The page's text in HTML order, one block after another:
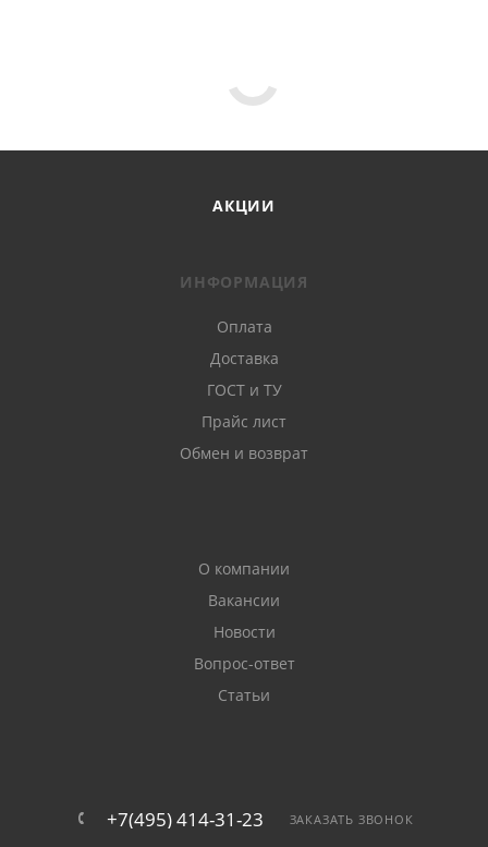
АКЦИИ
ИНФОРМАЦИЯ
Оплата
Доставка
ГОСТ и ТУ
Прайс лист
Обмен и возврат
О компании
Вакансии
Новости
Вопрос-ответ
Статьи
+7(495) 414-31-23 ЗАКАЗАТЬ ЗВОНОК